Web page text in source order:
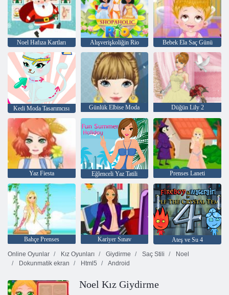
Noel Hafıza Kartları Alışverişkoliğin Rio Bebek Ela Saç Günü
Kedi Moda Tasarımcısı Günlük Elbise Moda Düğün Lily 2
Yaz Fiesta Eğlenceli Yaz Tatili Prenses Laneti
Bahçe Prenses Kariyer Sınav
Ateş ve Su 4
Online Oyunlar
Kız Oyunları Giydirme Saç Stili
Noel
Dokunmatik ekran
Html5 Android
Noel Kız Giydirme